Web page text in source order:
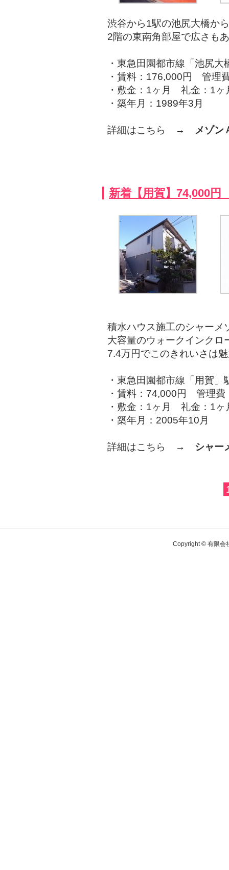
渋谷から1駅の池尻大橋か
2階の東南角部屋で広さも
・東急田園都市線「池尻
・賃料：176,000円 管理
・敷金：1ヶ月 礼金：1ヶ
・築年月：1989年3月
詳細はこちら → メゾ
新着【用賀】74,000
積水ハウス施工のシャーメ
大容量のウォークインクロ
7.4万円でこのきれいさは
・東急田園都市線「用賀
・賃料：74,000円 管理費
・敷金：1ヶ月 礼金：1ヶ
・築年月：2005年10月
詳細はこちら → シャー
Copyright © 有限会